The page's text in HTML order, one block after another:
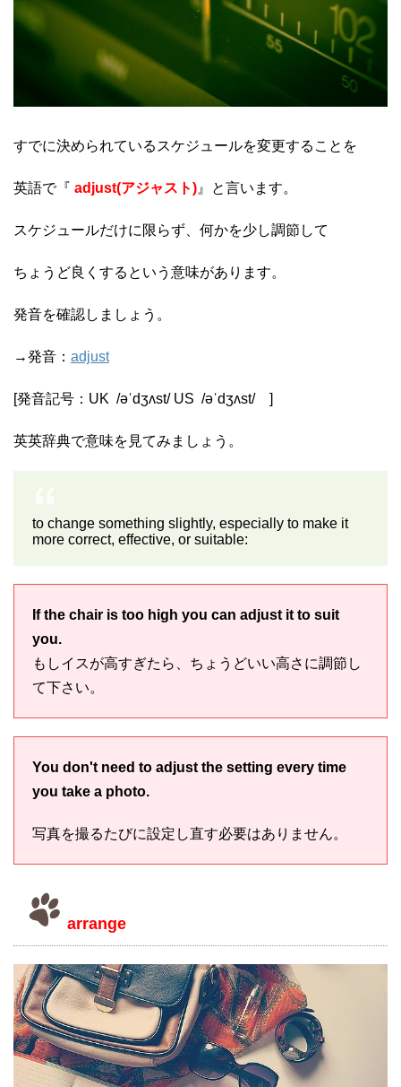
すでに決められているスケジュールを変更することを
英語で『 adjust(アジャスト) 』と言います。
スケジュールだけに限らず、何かを少し調節して
ちょうど良くするという意味があります。
発音を確認しましょう。
→発音： adjust
[発音記号： UK /əˈdʒʌst/ US /əˈdʒʌst/]
英英辞典で意味を見てみましょう。
to change something slightly, especially to make it
more correct, effective, or suitable:
If the chair is too high you can adjust it to suit
you.
もしイスが高すぎたら、ちょうどいい高さに調節し
て下さい。
You don't need to adjust the setting every time
you take a photo.
写真を撮るたびに設定し直す必要はありません。
arrange